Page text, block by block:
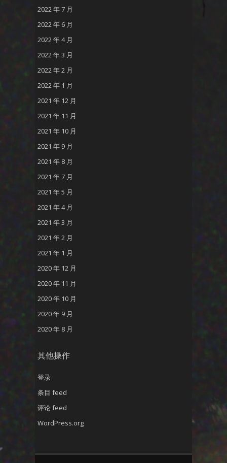
2022 年 7 月
2022 年 6 月
2022 年 4 月
2022 年 3 月
2022 年 2 月
2022 年 1 月
2021 年 12 月
2021 年 11 月
2021 年 10 月
2021 年 9 月
2021 年 8 月
2021 年 7 月
2021 年 5 月
2021 年 4 月
2021 年 3 月
2021 年 2 月
2021 年 1 月
2020 年 12 月
2020 年 11 月
2020 年 10 月
2020 年 9 月
2020 年 8 月
其他操作
登录
条目 feed
评论 feed
WordPress.org